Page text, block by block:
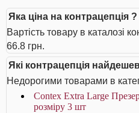
Яка ціна на контрацепція ?
Вартість товару в каталозі
66.8 грн.
Які контрацепція
Недорогими товарами в
Contex Extra Large
розміру 3 шт